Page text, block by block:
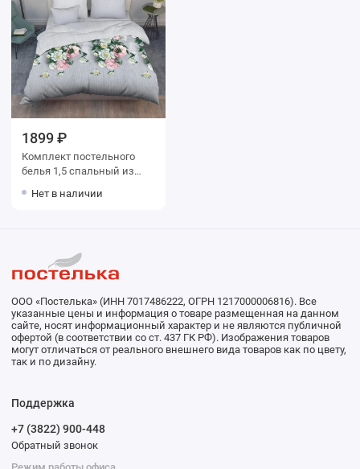
1899 ₽
Комплект постельного
белья 1,5 спальный из
2 шт Цветы Василиса
Нет в наличии
ООО «Постелька» (ИНН 7017486222, ОГРН 1217000006816). Все
указанные цены и информация о товаре размещенная на данном
сайте, носят информационный характер и не являются публичной
офертой (в соответствии со ст. 437 ГК РФ). Изображения товаров
могут отличаться от реального внешнего вида товаров как по цвету,
так и по дизайну.
Поддержка
+7 (3822) 900-448
Обратный звонок